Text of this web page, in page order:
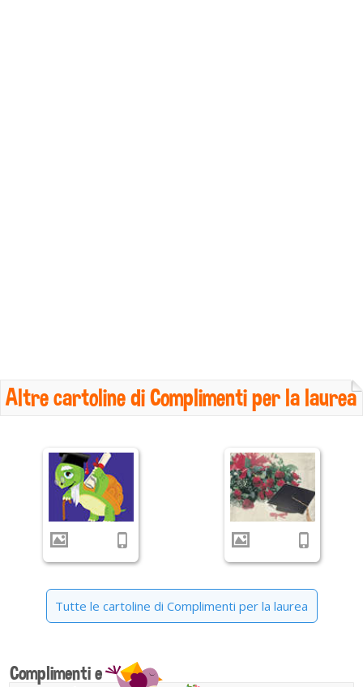
Altre cartoline di Complimenti per la laurea
Tutte le cartoline di Complimenti per la laurea
Complimenti e